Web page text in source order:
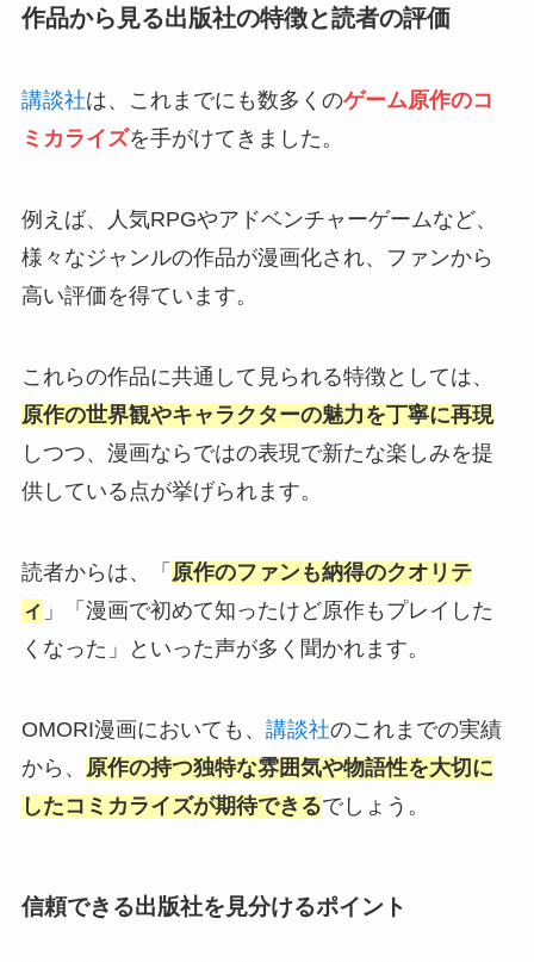
作品から見る出版社の特徴と読者の評価
講談社は、これまでにも数多くのゲーム原作のコ
ミカライズを手がけてきました。
例えば、人気RPGやアドベンチャーゲームなど、
様々なジャンルの作品が漫画化され、ファンから
高い評価を得ています。
これらの作品に共通して見られる特徴としては、
原作の世界観やキャラクターの魅力を丁寧に再現
しつつ、漫画ならではの表現で新たな楽しみを提
供している点が挙げられます。
読者からは、「 原作のファンも納得のクオリテ
ィ 」「漫画で初めて知ったけど原作もプレイした
くなった」といった声が多く聞かれます。
OMORI漫画においても、 講談社のこれまでの実績
から、
原作の持つ独特な雰囲気や物語性を大切に
したコミカライズが期待できるでしょう。
信頼できる出版社を見分けるポイント